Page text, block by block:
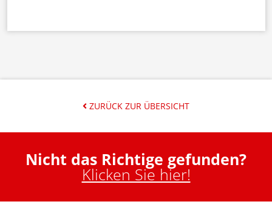
ZURÜCK ZUR ÜBERSICHT
Nicht das Richtige gefunden?
Klicken Sie hier!